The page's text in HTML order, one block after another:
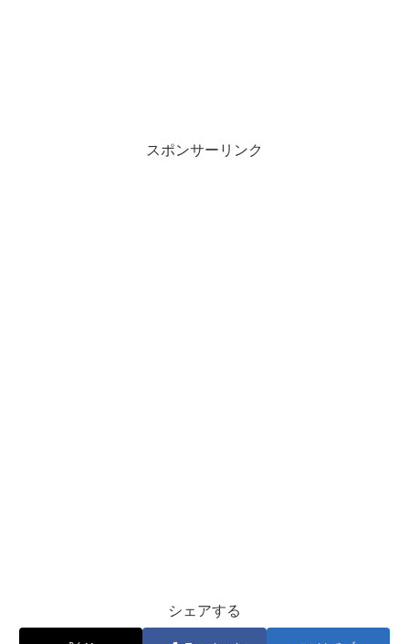
スポンサーリンク
シェアする